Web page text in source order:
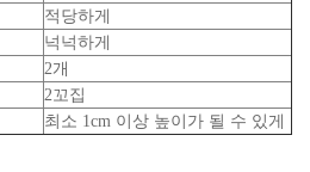
적당하게
넉넉하게
2개
2꼬집
최소 1cm 이상 높이가 될 수 있게